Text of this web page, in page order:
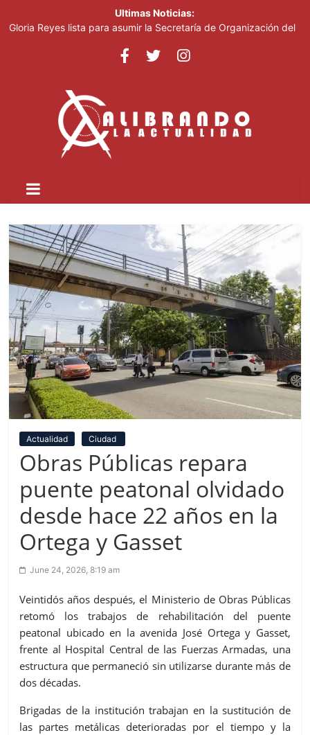
Ultimas Noticias:
Gloria Reyes lista para asumir la Secretaría de Organización del
Efemérides Patrias y el Instituto Duartiano en reunión solemne
Agente de la DIGESETT identifica a mujer reportada como
desaparecida tras encontrarla desorientada
Banreservas obtiene siete galardones en los Effie Awards
República Dominicana 2026
Actualidad Ciudad
Obras Públicas repara
puente peatonal olvidado
desde hace 22 años en la
Ortega y Gasset
June 24, 2026, 8:19 am
Veintidós años después, el Ministerio de Obras Públicas
retomó los trabajos de rehabilitación del puente
peatonal ubicado en la avenida José Ortega y Gasset,
frente al Hospital Central de las Fuerzas Armadas, una
estructura que permaneció sin utilizarse durante más de
dos décadas.
Brigadas de la institución trabajan en la sustitución de
las partes metálicas deterioradas por el tiempo y la